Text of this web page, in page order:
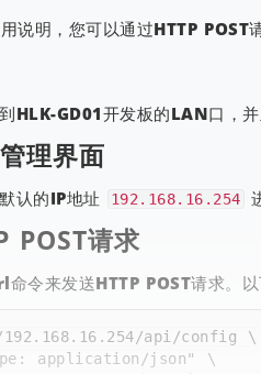
说明，您可以通过HTTP POST
HLK-GD01开发板的LAN口，
理界面
认的IP地址 192.168.16.254
POST请求
令来发送HTTP POST请求。
api/config \